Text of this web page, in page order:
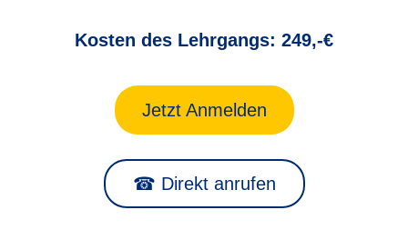
Kosten des Lehrgangs: 249,-€
Jetzt Anmelden
☎ Direkt anrufen